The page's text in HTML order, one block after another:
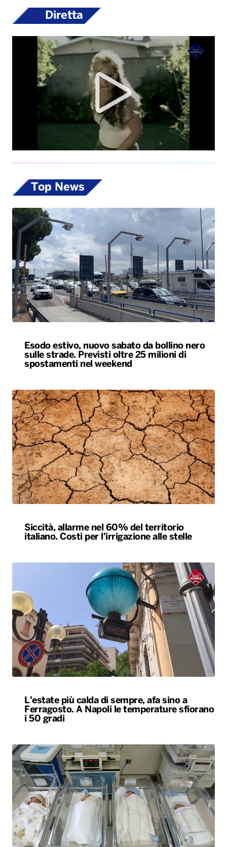
Diretta
Top News
Esodo estivo, nuovo sabato da bollino nero
sulle strade. Previsti oltre 25 milioni di
spostamenti nel weekend
Siccità, allarme nel 60% del territorio
italiano. Costi per l’irrigazione alle stelle
L’estate più calda di sempre, afa sino a
Ferragosto. A Napoli le temperature sfiorano
i 50 gradi